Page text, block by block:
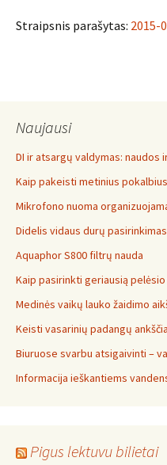
Straipsnis parašytas: 2015-
Naujausi
DI ir atsargų valdymas: naudos
Kaip pakeisti metinius
Mikrofono nuoma
Didelis vidaus durų
Aquaphor S800 filtrų nauda
Kaip pasirinkti geriausią
Medinės vaikų lauko žaidimo
Keisti vasarinių padangų
Biuruose svarbu atsigaivinti –
Informacija ieškantiems
Pigus lektuvu bilietai